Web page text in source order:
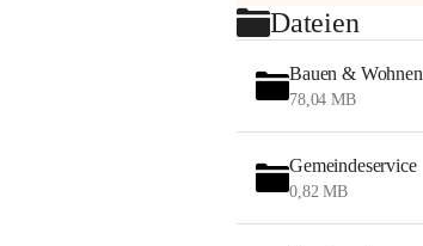
Dateien
Bauen & Wohnen
78,04 MB
Gemeindeservice
0,82 MB